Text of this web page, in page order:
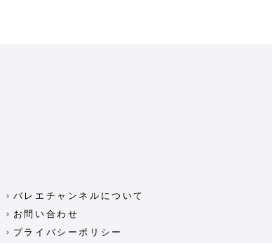
バレエチャンネルについて
お問い合わせ
プライバシーポリシー